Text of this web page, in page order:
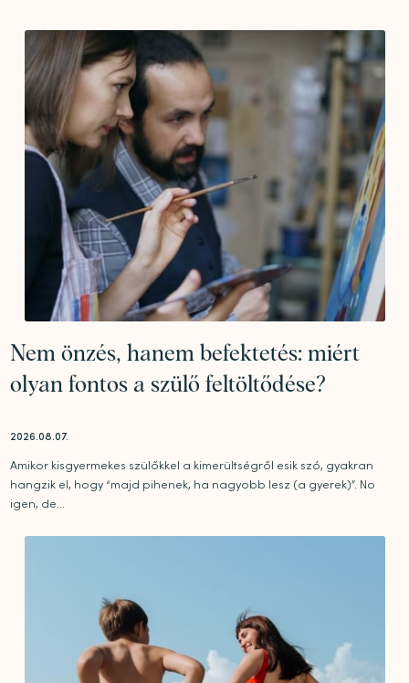
Nem önzés, hanem befektetés: miért
olyan fontos a szülő feltöltődése?
2026.08.07.
Amikor kisgyermekes szülőkkel a kimerültségről esik szó, gyakran
hangzik el, hogy “majd pihenek, ha nagyobb lesz (a gyerek)”. No
igen, de...